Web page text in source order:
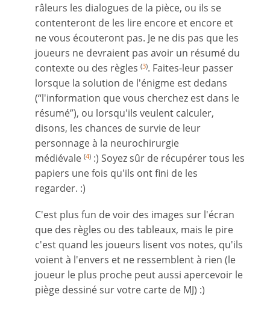
râleurs les dialogues de la pièce, ou ils se
contenteront de les lire encore et encore et
ne vous écouteront pas. Je ne dis pas que les
joueurs ne devraient pas avoir un résumé du
contexte ou des règles (3). Faites-leur passer
lorsque la solution de l'énigme est dedans
(“l'information que vous cherchez est dans le
résumé”), ou lorsqu'ils veulent calculer,
disons, les chances de survie de leur
personnage à la neurochirurgie
médiévale (4) :) Soyez sûr de récupérer tous les
papiers une fois qu'ils ont fini de les
regarder. :)
C'est plus fun de voir des images sur l'écran
que des règles ou des tableaux, mais le pire
c'est quand les joueurs lisent vos notes, qu'ils
voient à l'envers et ne ressemblent à rien (le
joueur le plus proche peut aussi apercevoir le
piège dessiné sur votre carte de MJ) :)